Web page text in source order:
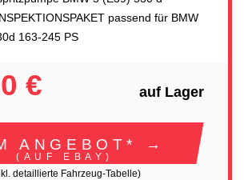
passend für BMW
163-245 PS
€ auf Lager
ANGEBOT* →
(AUF EBAY)
detaillierte Fahrzeug-Tabelle)